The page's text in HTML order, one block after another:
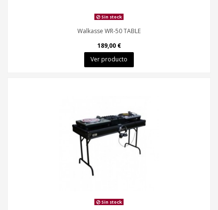
Sin stock
Walkasse WR-50 TABLE
189,00 €
Ver producto
Sin stock